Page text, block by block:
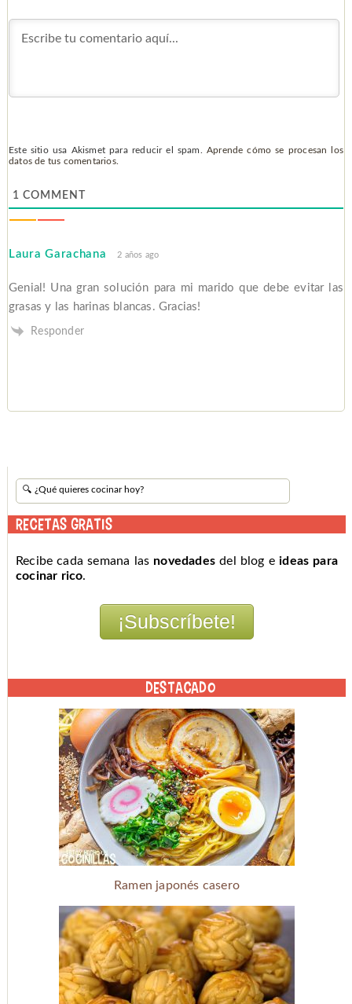
Este sitio usa Akismet para reducir el spam. Aprende cómo se procesan los
datos de tus comentarios.
1 COMMENT
Laura Garachana 2 años ago
Genial! Una gran solución para mi marido que debe evitar las
grasas y las harinas blancas. Gracias!
Responder
RECETAS GRATIS
Recibe cada semana las novedades del blog eideas para
cocinar rico.
DESTACADO
Ramen japonés casero